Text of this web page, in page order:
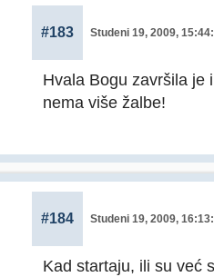
#183 Studeni 19, 2009,
Hvala Bogu završila je
nema više žalbe!
#184 Studeni 19, 2009,
Kad startaju, ili su već